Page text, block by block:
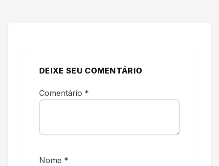
DEIXE SEU COMENTÁRIO
Comentário *
Nome *